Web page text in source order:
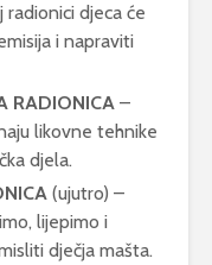
radionici djeca će
i napraviti
RADIONICA –
likovne tehnike
djela.
(ujutro) –
lijepimo i
dječja mašta.